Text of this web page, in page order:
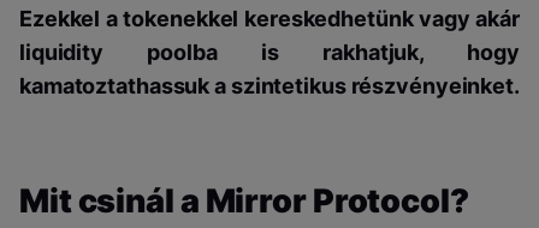
Ezekkel a tokenekkel kereskedhetünk vagy akár
liquidity poolba is rakhatjuk, hogy
kamatoztathassuk a szintetikus részvényeinket.
Mit csinál a Mirror Protocol?